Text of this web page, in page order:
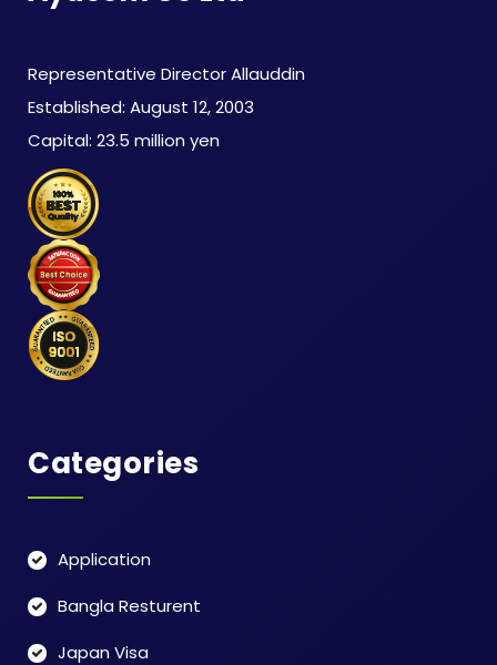
​ Representative Director Allauddin
​ Established: August 12, 2003
​ Capital: 23.5 million yen
Categories
Application
Bangla Resturent
Japan Visa